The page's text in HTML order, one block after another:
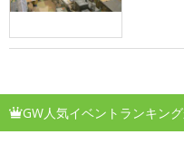
GW人気イベントランキン